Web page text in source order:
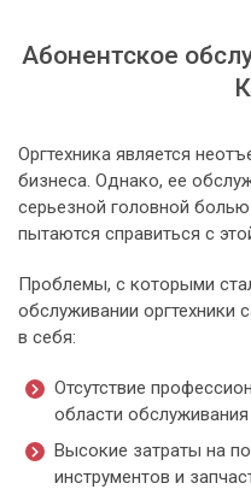
Абонентское
Оргтехника является
бизнеса. Однако, ее
серьезной головной
пытаются справиться с
Проблемы, с которыми
обслуживании оргтехники
в себя:
Отсутствие
области обслуживания
Высокие затраты на
инструментов и